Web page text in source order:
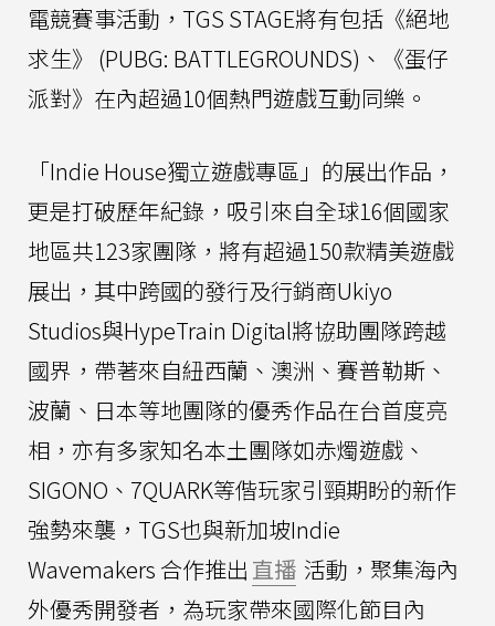
電競賽事活動，TGS STAGE將有包括《絕地
求生》 (PUBG: BATTLEGROUNDS)、《蛋仔
派對》在內超過10個熱門遊戲互動同樂。
「Indie House獨立遊戲專區」的展出作品，
更是打破歷年紀錄，吸引來自全球16個國家
地區共123家團隊，將有超過150款精美遊戲
展出，其中跨國的發行及行銷商Ukiyo
Studios與HypeTrain Digital將協助團隊跨越
國界，帶著來自紐西蘭、澳洲、賽普勒斯、
波蘭、日本等地團隊的優秀作品在台首度亮
相，亦有多家知名本土團隊如赤燭遊戲、
SIGONO、7QUARK等偕玩家引頸期盼的新作
強勢來襲，TGS也與新加坡Indie
Wavemakers 合作推出 直播 活動，聚集海內
外優秀開發者，為玩家帶來國際化節目內